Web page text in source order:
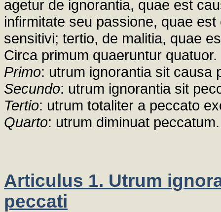
agetur de ignorantia, quae est
infirmitate seu passione, quae
sensitivi; tertio, de malitia, quae
Circa primum quaeruntur quatuor.
Primo: utrum ignorantia sit causa
Secundo: utrum ignorantia sit
Tertio: utrum totaliter a peccato
Quarto: utrum diminuat peccatum.
Articulus 1. Utrum
peccati